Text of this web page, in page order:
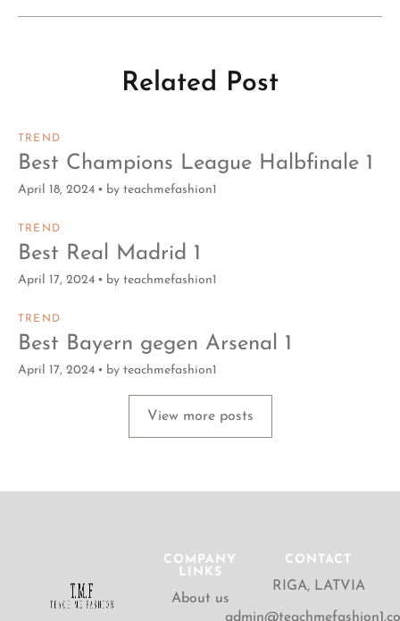
Related Post
TREND
Best Champions League Halbfinale 1
April 18, 2024 by teachmefashion1
TREND
Best Real Madrid 1
April 17, 2024 by teachmefashion1
TREND
Best Bayern gegen Arsenal 1
April 17, 2024 by teachmefashion1
View more posts
COMPANY
LINKS
About us
CONTACT
RIGA, LATVIA